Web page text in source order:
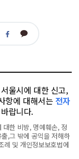
페 카
울시에 대한 신고,
항에 대해서는 전자
랍니다.
한 비방, 명예훼손, 정
,그 밖에 공익을 저해하
례 및 개인정보보호법에